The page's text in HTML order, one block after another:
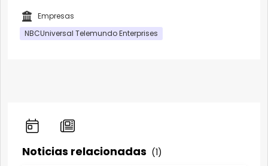
Empresas
NBCUniversal Telemundo Enterprises
Noticias relacionadas (1)